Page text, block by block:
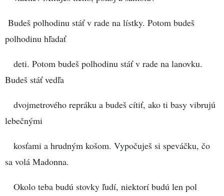
Budeš polhodinu stáť v rade na lístky. Potom budeš
polhodinu hľadať
deti. Potom budeš polhodinu stáť v rade na lanovku.
Budeš stáť vedľa
dvojmetrového repráku a budeš cítiť, ako ti basy vibrujú
lebečnými
kosťami a hrudným košom. Vypočuješ si speváčku, čo
sa volá Madonna.
Okolo teba budú stovky ľudí, niektorí budú len pol